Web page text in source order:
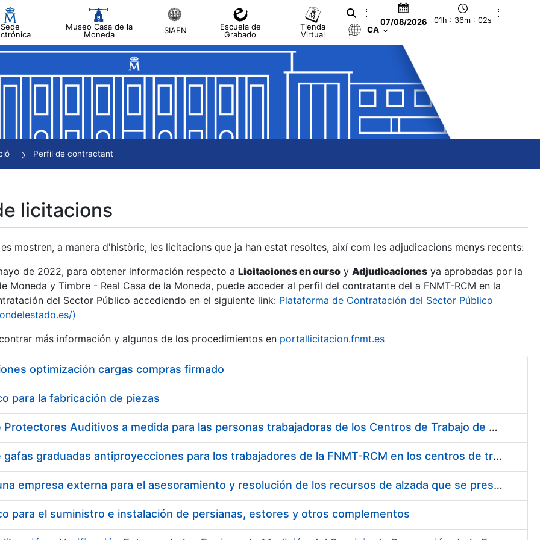
Sede
Museo Casa de la
Moneda
SIAEN
Escuela de
Grabado
Tienda
Virtual
07/08/2026 01h : 36m : 03s
CA
Perfil de contractant
licitacions
mostren, a manera d'històric, les licitacions que ja han estat resoltes, així com les adjudicacions menys recents:
de 2022, para obtener información respecto a Licitaciones en curso y Adjudicaciones ya aprobadas por la
Moneda y Timbre - Real Casa de la Moneda, puede acceder al perfil del contratante del a FNMT-RCM en la
del Sector Público accediendo en el siguiente link: Plataforma de Contratación del Sector Público
)
más información y algunos de los procedimientos en portallicitacion.fnmt.es
optimización cargas compras firmado
para la fabricación de piezas
Suministro de Protectores Auditivos a medida para las personas trabajadoras de los Centros de Trabajo de Madrid y Burgos
Suministro de gafas graduadas antiproyecciones para los trabajadores de la FNMT-RCM en los centros de trabajo de Madrid y Burgos
Servicios de una empresa externa para el asesoramiento y resolución de los recursos de alzada que se presentan relacionados con procesos de selección para la FNMT-RCM
para el suministro e instalación de persianas, estores y otros complementos